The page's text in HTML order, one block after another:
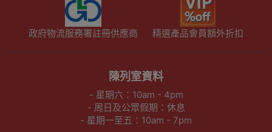
政府物流服務署註冊供應商 精選產品會員額外折扣
陳列室資料
- 星期六：10am - 4pm
- 周日及公眾假期：休息
- 星期一至五：10am - 7pm